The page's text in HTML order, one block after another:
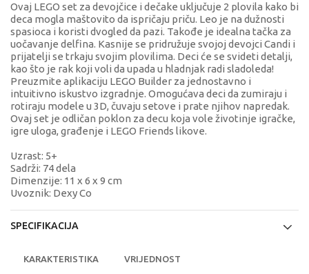
Ovaj LEGO set za devojčice i dečake uključuje 2 plovila kako bi
deca mogla maštovito da ispričaju priču. Leo je na dužnosti
spasioca i koristi dvogled da pazi. Takođe je idealna tačka za
uočavanje delfina. Kasnije se pridružuje svojoj devojci Candi i
prijatelji se trkaju svojim plovilima. Deci će se svideti detalji,
kao što je rak koji voli da upada u hladnjak radi sladoleda!
Preuzmite aplikaciju LEGO Builder za jednostavno i
intuitivno iskustvo izgradnje. Omogućava deci da zumiraju i
rotiraju modele u 3D, čuvaju setove i prate njihov napredak.
Ovaj set je odličan poklon za decu koja vole životinje igračke,
igre uloga, građenje i LEGO Friends likove.
Uzrast: 5+
Sadrži: 74 dela
Dimenzije: 11 x 6 x 9 cm
Uvoznik: Dexy Co
SPECIFIKACIJA
KARAKTERISTIKA VRIJEDNOST